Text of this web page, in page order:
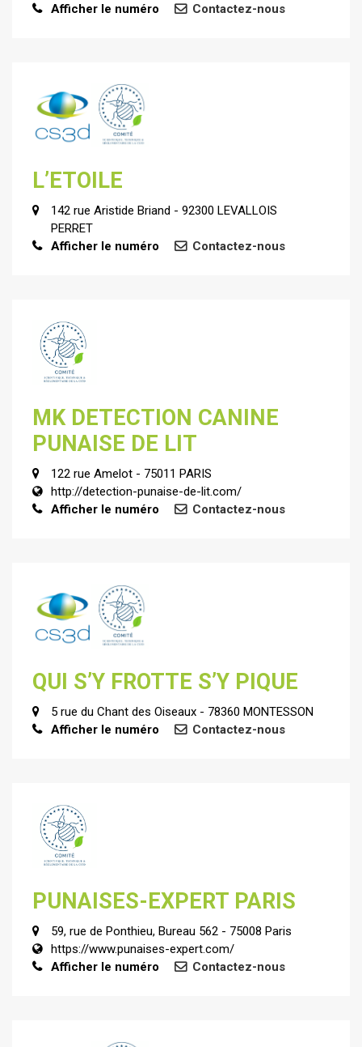
Afficher le numéro
Contactez-nous
L’ETOILE
142 rue Aristide Briand - 92300 LEVALLOIS
PERRET
Afficher le numéro
Contactez-nous
MK DETECTION CANINE
PUNAISE DE LIT
122 rue Amelot - 75011 PARIS
http://detection-punaise-de-lit.com/
Afficher le numéro
Contactez-nous
QUI S’Y FROTTE S’Y PIQUE
5 rue du Chant des Oiseaux - 78360 MONTESSON
Afficher le numéro
Contactez-nous
PUNAISES-EXPERT PARIS
59, rue de Ponthieu, Bureau 562 - 75008 Paris
https://www.punaises-expert.com/
Afficher le numéro
Contactez-nous